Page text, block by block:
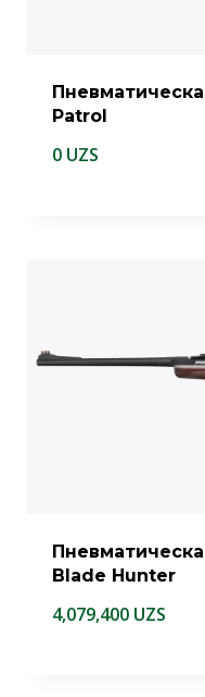
Patrol
0 UZS
Blade Hunter
4,079,400 UZS